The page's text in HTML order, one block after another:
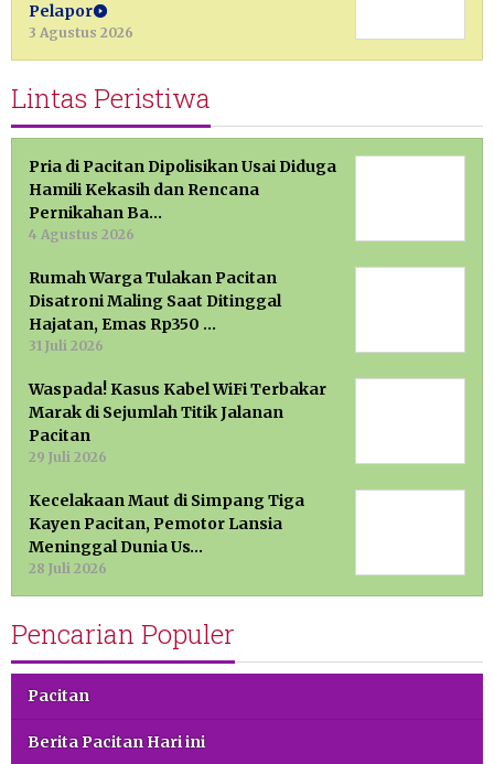
Pelapor
3 Agustus 2026
Lintas Peristiwa
Pria di Pacitan Dipolisikan Usai Diduga
Hamili Kekasih dan Rencana
Pernikahan Ba…
4 Agustus 2026
Rumah Warga Tulakan Pacitan
Disatroni Maling Saat Ditinggal
Hajatan, Emas Rp350 …
31 Juli 2026
Waspada! Kasus Kabel WiFi Terbakar
Marak di Sejumlah Titik Jalanan
Pacitan
29 Juli 2026
Kecelakaan Maut di Simpang Tiga
Kayen Pacitan, Pemotor Lansia
Meninggal Dunia Us…
28 Juli 2026
Pencarian Populer
Pacitan
Berita Pacitan Hari ini